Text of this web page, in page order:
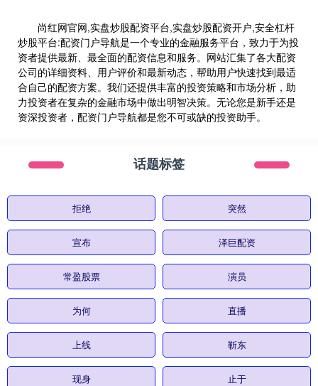
尚红网官网,实盘炒股配资平台,实盘炒股配资开户,安全杠杆
炒股平台:配资门户导航是一个专业的金融服务平台，致力于为投
资者提供最新、最全面的配资信息和服务。网站汇集了各大配资
公司的详细资料、用户评价和最新动态，帮助用户快速找到最适
合自己的配资方案。我们还提供丰富的投资策略和市场分析，助
力投资者在复杂的金融市场中做出明智决策。无论您是新手还是
资深投资者，配资门户导航都是您不可或缺的投资助手。
话题标签
拒绝 突然
宣布 泽巨配资
常盈股票 演员
为何 直播
上线 靳东
现身 止于